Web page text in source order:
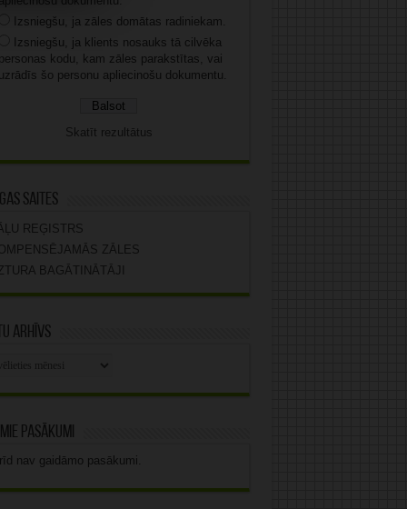
Izsniegšu, ja zāles domātas radiniekam.
Izsniegšu, ja klients nosauks tā cilvēka
kodu, kam zāles parakstītas, vai
šo personu apliecinošu dokumentu.
Skatīt rezultātus
saites
REĢISTRS
ZĀLES
BAGĀTINĀTĀJI
arhīvs
pasākumi
nav gaidāmo pasākumi.